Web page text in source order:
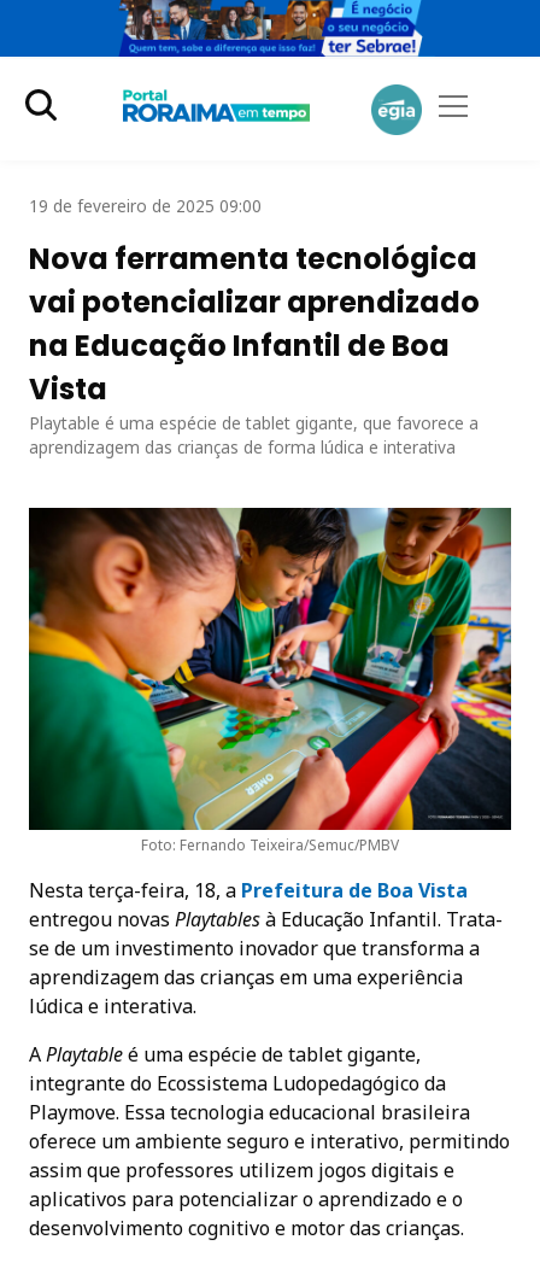
19 de fevereiro de 2025 09:00
Nova ferramenta tecnológica
vai potencializar aprendizado
na Educação Infantil de Boa
Vista
Playtable é uma espécie de tablet gigante, que favorece a
aprendizagem das crianças de forma lúdica e interativa
Foto: Fernando Teixeira/Semuc/PMBV
Nesta terça-feira, 18, a Prefeitura de Boa Vista
entregou novas Playtablesà Educação Infantil. Trata-
se de um investimento inovador que transforma a
aprendizagem das crianças em uma experiência
lúdica e interativa.
APlaytableé uma espécie de tablet gigante,
integrante do Ecossistema Ludopedagógico da
Playmove. Essa tecnologia educacional brasileira
oferece um ambiente seguro e interativo, permitindo
assim que professores utilizem jogos digitais e
aplicativos para potencializar o aprendizado e o
desenvolvimento cognitivo e motor das crianças.